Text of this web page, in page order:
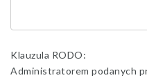
Klauzula RODO:
Administratorem podanych